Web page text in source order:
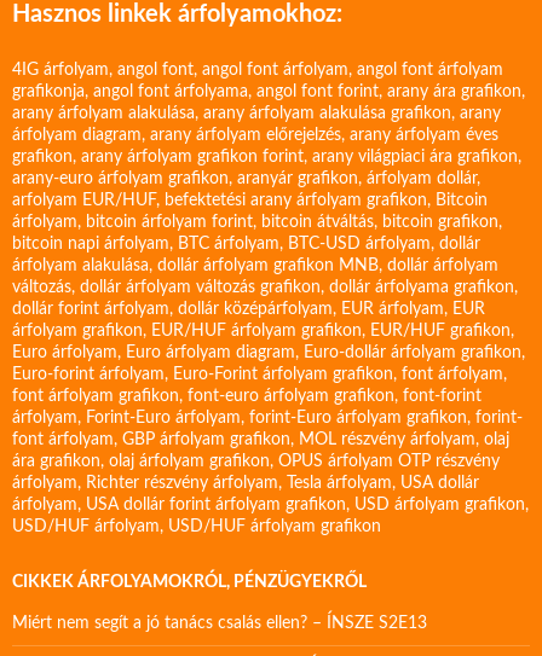
Hasznos linkek árfolyamokhoz:
4IG árfolyam, angol font, angol font árfolyam, angol font árfolyam
grafikonja, angol font árfolyama, angol font forint, arany ára grafikon,
arany árfolyam alakulása, arany árfolyam alakulása grafikon, arany
árfolyam diagram, arany árfolyam előrejelzés, arany árfolyam éves
grafikon, arany árfolyam grafikon forint, arany világpiaci ára grafikon,
arany-euro árfolyam grafikon, aranyár grafikon, árfolyam dollár,
arfolyam EUR/HUF, befektetési arany árfolyam grafikon, Bitcoin
árfolyam, bitcoin árfolyam forint, bitcoin átváltás, bitcoin grafikon,
bitcoin napi árfolyam, BTC árfolyam, BTC-USD árfolyam, dollár
árfolyam alakulása, dollár árfolyam grafikon MNB, dollár árfolyam
változás, dollár árfolyam változás grafikon, dollár árfolyama grafikon,
dollár forint árfolyam, dollár középárfolyam, EUR árfolyam, EUR
árfolyam grafikon, EUR/HUF árfolyam grafikon, EUR/HUF grafikon,
Euro árfolyam, Euro árfolyam diagram, Euro-dollár árfolyam grafikon,
Euro-forint árfolyam, Euro-Forint árfolyam grafikon, font árfolyam,
font árfolyam grafikon, font-euro árfolyam grafikon, font-forint
árfolyam, Forint-Euro árfolyam, forint-Euro árfolyam grafikon, forint-
font árfolyam, GBP árfolyam grafikon, MOL részvény árfolyam, olaj
ára grafikon, olaj árfolyam grafikon, OPUS árfolyam OTP részvény
árfolyam, Richter részvény árfolyam, Tesla árfolyam, USA dollár
árfolyam, USA dollár forint árfolyam grafikon, USD árfolyam grafikon,
USD/HUF árfolyam, USD/HUF árfolyam grafikon
CIKKEK ÁRFOLYAMOKRÓL, PÉNZÜGYEKRŐL
Miért nem segít a jó tanács csalás ellen? – ÍNSZE S2E13